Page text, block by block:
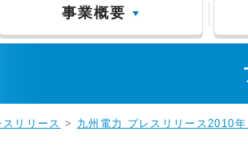
事業概要
スリリース > 九州電力 プレスリリース2010年